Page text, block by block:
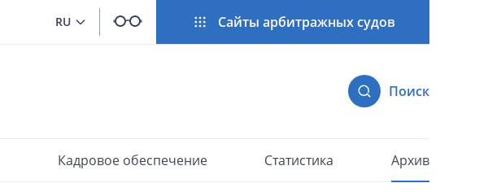
RU Сайты арбитражных судов
Поиск
Кадровое обеспечение Статистика Архив